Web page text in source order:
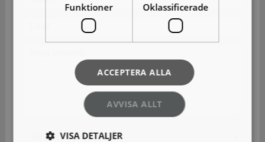
Funktioner Oklassificerade
ACCEPTERA ALLA
AVVISA ALLT
VISA DETALJER